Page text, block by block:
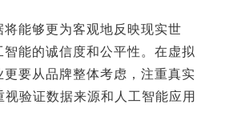
能够更为客观地反映现实世
能的诚信度和公平性。在虚拟
要从品牌整体考虑，注重真实
验证数据来源和人工智能应用